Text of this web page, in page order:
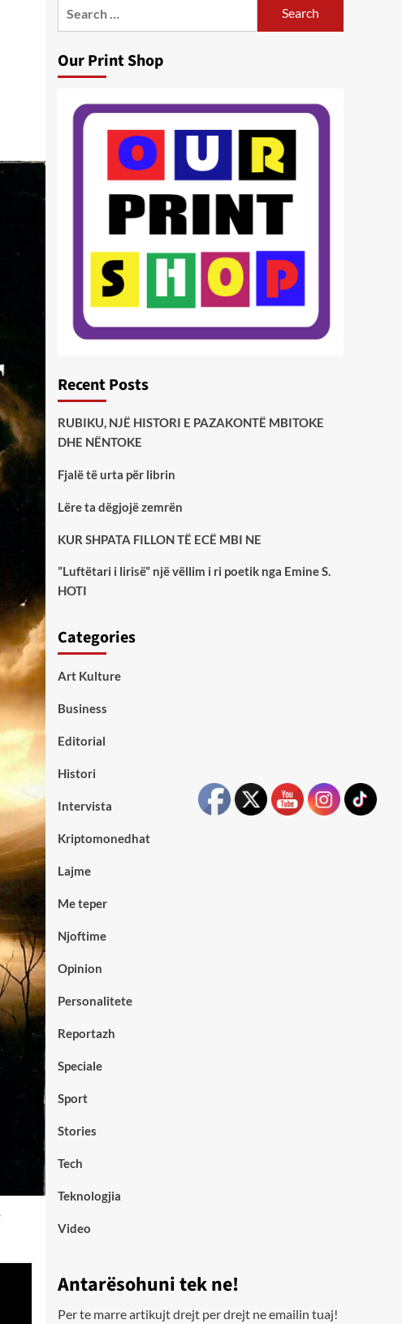
Our Print Shop
Recent Posts
RUBIKU, NJË HISTORI E PAZAKONTË MBITOKE
DHE NËNTOKE
Fjalë të urta për librin
Lëre ta dëgjojë zemrën
KUR SHPATA FILLON TË ECË MBI NE
”Luftëtari i lirisë” një vëllim i ri poetik nga Emine S.
HOTI
Categories
Art Kulture
Business
Editorial
Histori
Intervista
Kriptomonedhat
Lajme
Me teper
Njoftime
Opinion
Personalitete
Reportazh
Speciale
Sport
Stories
Tech
Teknologjia
Video
Antarësohuni tek ne!
Per te marre artikujt drejt per drejt ne emailin tuaj!